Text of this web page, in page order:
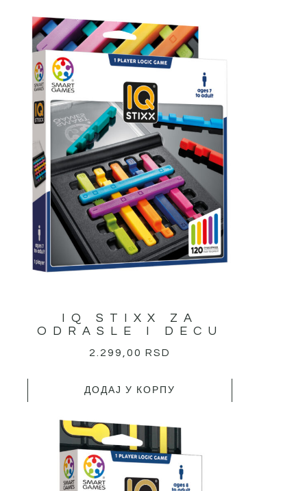
IQ STIXX ZA
ODRASLE I DECU
2.299,00RSD
ДОДАЈ У КОРПУ